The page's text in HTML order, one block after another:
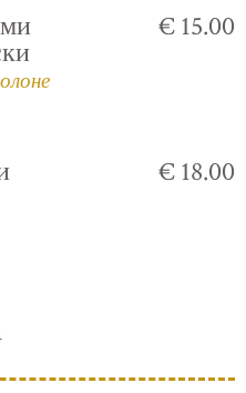
€ 15.00
€ 18.00